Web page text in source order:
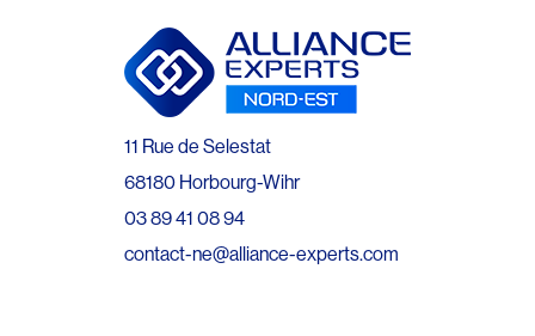
11 Rue de Selestat
68180 Horbourg-Wihr
03 89 41 08 94
contact-ne@alliance-experts.com